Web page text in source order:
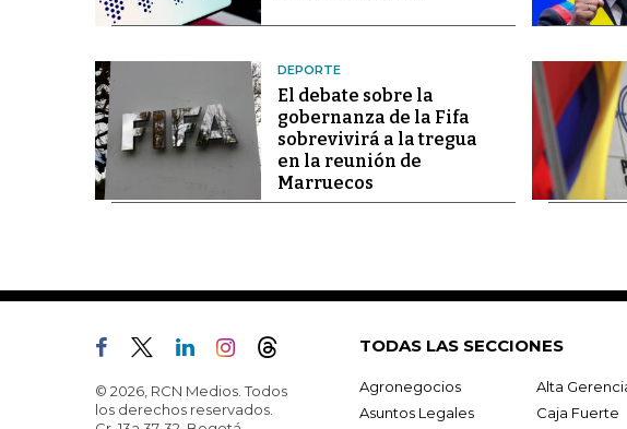
DEPORTE
El debate sobre la
gobernanza de la Fifa
sobrevivirá a la tregua
en la reunión de
Marruecos
© 2026, RCN Medios. Todos
los derechos reservados.
TODAS LAS SECCIONES
Agronegocios Alta
Asuntos Legales
Caja Fuerte